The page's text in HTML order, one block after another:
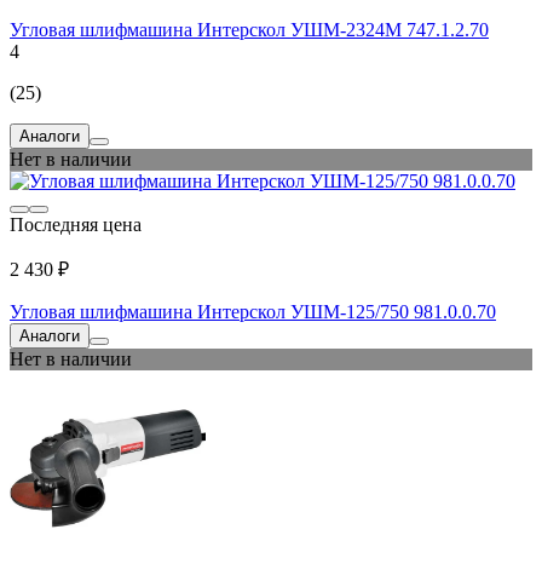
Угловая шлифмашина Интерскол УШМ-2324М 747.1.2.70
4
(25)
Аналоги
Нет в наличии
Последняя цена
2 430 ₽
Угловая шлифмашина Интерскол УШМ-125/750 981.0.0.70
Аналоги
Нет в наличии